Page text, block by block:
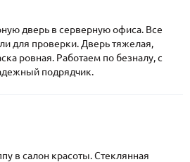
дверь в серверную офиса. Все
для проверки. Дверь тяжелая,
ровная. Работаем по безналу, с
подрядчик.
в салон красоты. Стеклянная